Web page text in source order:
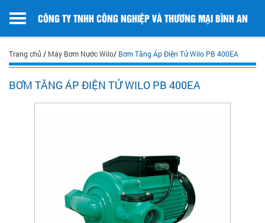
CÔNG TY TNHH CÔNG NGHIỆP VÀ THƯƠNG MẠI BÌNH AN
Trang chủ / Máy Bơm Nước Wilo/ Bơm Tăng Áp Điện Tử Wilo PB 400EA
BƠM TĂNG ÁP ĐIỆN TỬ WILO PB 400EA